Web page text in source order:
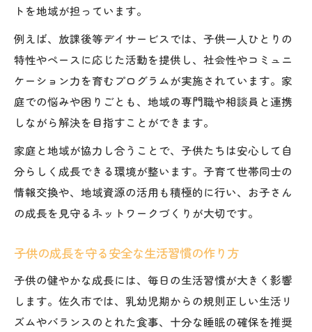
トを地域が担っています。
例えば、放課後等デイサービスでは、子供一人ひとりの
特性やペースに応じた活動を提供し、社会性やコミュニ
ケーション力を育むプログラムが実施されています。家
庭での悩みや困りごとも、地域の専門職や相談員と連携
しながら解決を目指すことができます。
家庭と地域が協力し合うことで、子供たちは安心して自
分らしく成長できる環境が整います。子育て世帯同士の
情報交換や、地域資源の活用も積極的に行い、お子さん
の成長を見守るネットワークづくりが大切です。
子供の成長を守る安全な生活習慣の作り方
子供の健やかな成長には、毎日の生活習慣が大きく影響
します。佐久市では、乳幼児期からの規則正しい生活リ
ズムやバランスのとれた食事、十分な睡眠の確保を推奨